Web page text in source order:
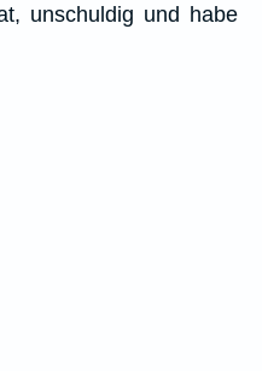
unschuldig und habe